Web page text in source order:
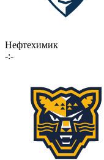
Нефтехимик
-:-